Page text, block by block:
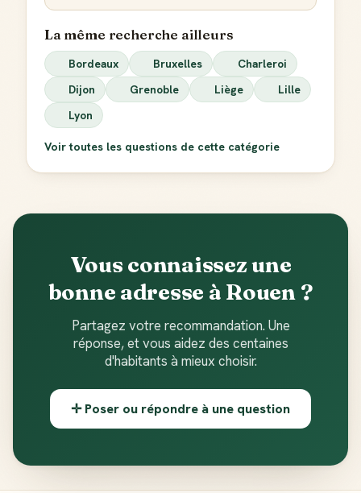
La même recherche ailleurs
Bordeaux Bruxelles
Charleroi
Dijon
Grenoble Liège
Lille
Lyon
Voir toutes les questions de cette catégorie
Vous connaissez une
bonne adresse à Rouen ?
Partagez votre recommandation. Une
réponse, et vous aidez des centaines
d'habitants à mieux choisir.
✛ Poser ou répondre à une question